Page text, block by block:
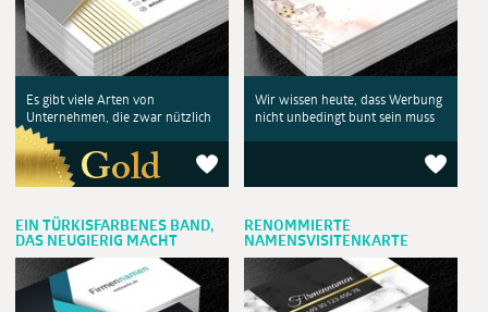
Es gibt viele Arten von
Unternehmen, die zwar nützlich
Wir wissen heute, dass Werbung
nicht unbedingt bunt sein muss
EIN TÜRKISFARBENES BAND,
DAS NEUGIERIG MACHT
RENOMMIERTE
NAMENSVISITENKARTE